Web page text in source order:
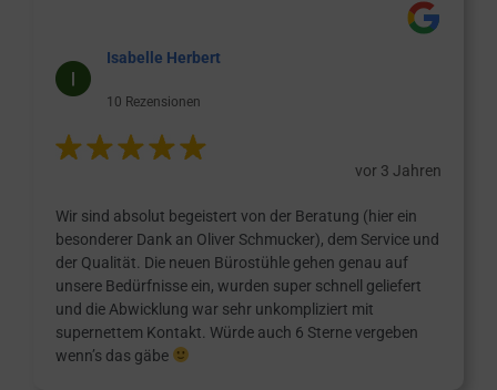
Isabelle Herbert
10 Rezensionen
vor 3 Jahren
Wir sind absolut begeistert von der Beratung (hier ein
besonderer Dank an Oliver Schmucker), dem Service und
der Qualität. Die neuen Bürostühle gehen genau auf
unsere Bedürfnisse ein, wurden super schnell geliefert
und die Abwicklung war sehr unkompliziert mit
supernettem Kontakt. Würde auch 6 Sterne vergeben
wenn’s das gäbe